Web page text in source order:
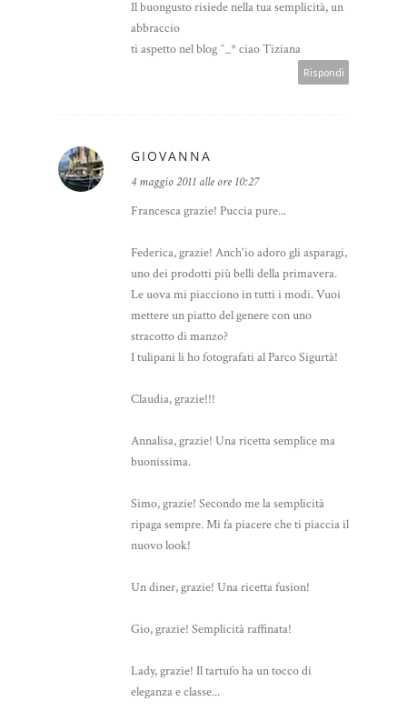
Il buongusto risiede nella tua semplicità, un
abbraccio
ti aspetto nel blog ^_* ciao Tiziana
Rispondi
GIOVANNA
4 maggio 2011 alle ore 10:27
Francesca grazie! Puccia pure...
Federica, grazie! Anch'io adoro gli asparagi,
uno dei prodotti più belli della primavera.
Le uova mi piacciono in tutti i modi. Vuoi
mettere un piatto del genere con uno
stracotto di manzo?
I tulipani li ho fotografati al Parco Sigurtà!
Claudia, grazie!!!
Annalisa, grazie! Una ricetta semplice ma
buonissima.
Simo, grazie! Secondo me la semplicità
ripaga sempre. Mi fa piacere che ti piaccia il
nuovo look!
Un diner, grazie! Una ricetta fusion!
Gio, grazie! Semplicità raffinata!
Lady, grazie! Il tartufo ha un tocco di
eleganza e classe...